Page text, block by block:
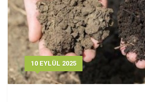
10 EYLÜL 2025